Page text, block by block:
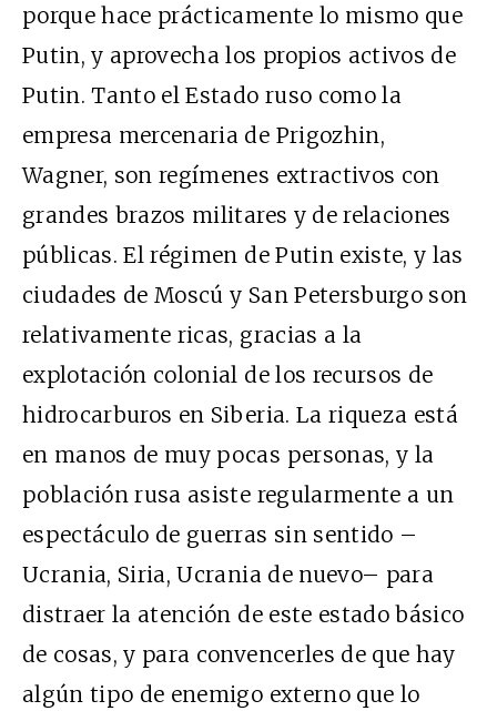
porque hace prácticamente lo mismo que
Putin, y aprovecha los propios activos de
Putin. Tanto el Estado ruso como la
empresa mercenaria de Prigozhin,
Wagner, son regímenes extractivos con
grandes brazos militares y de relaciones
públicas. El régimen de Putin existe, y las
ciudades de Moscú y San Petersburgo son
relativamente ricas, gracias a la
explotación colonial de los recursos de
hidrocarburos en Siberia. La riqueza está
en manos de muy pocas personas, y la
población rusa asiste regularmente a un
espectáculo de guerras sin sentido –
Ucrania, Siria, Ucrania de nuevo– para
distraer la atención de este estado básico
de cosas, y para convencerles de que hay
algún tipo de enemigo externo que lo